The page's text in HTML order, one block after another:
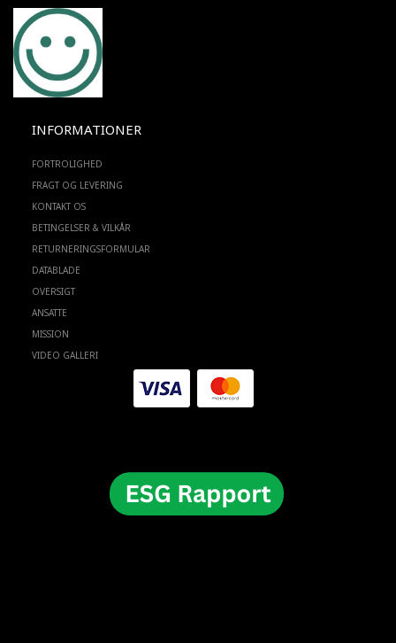
INFORMATIONER
FORTROLIGHED
FRAGT OG LEVERING
KONTAKT OS
BETINGELSER & VILKÅR
RETURNERINGSFORMULAR
DATABLADE
OVERSIGT
ANSATTE
MISSION
VIDEO GALLERI